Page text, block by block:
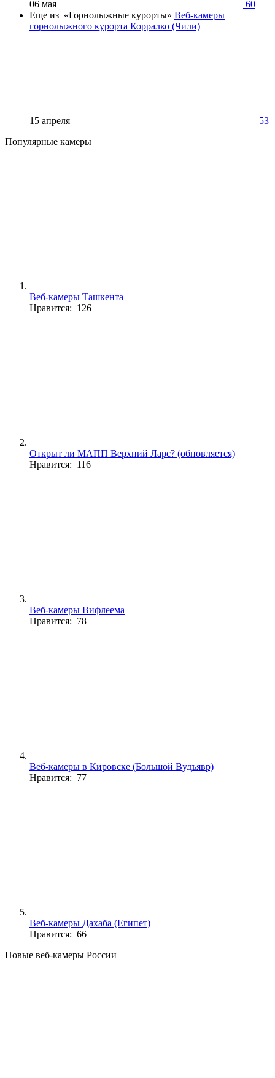
06 мая
60
Еще из «Горнолыжные курорты» Веб-камеры
горнолыжного курорта Корралко (Чили)
15 апреля
53
Популярные камеры
Веб-камеры Ташкента
Нравится: 126
Открыт ли МАПП Верхний Ларс? (обновляется)
Нравится: 116
Веб-камеры Вифлеема
Нравится: 78
Веб-камеры в Кировске (Большой Вудъявр)
Нравится: 77
Веб-камеры Дахаба (Египет)
Нравится: 66
Новые веб-камеры России